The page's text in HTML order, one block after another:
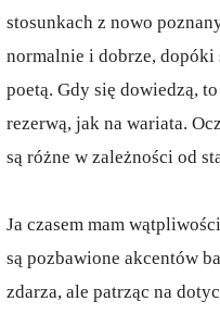
stosunkach z nowo
normalnie i dobrze, dopóki
poetą. Gdy się dowiedzą,
rezerwą, jak na wariata.
są różne w zależności od
Ja czasem mam
są pozbawione akcentów
zdarza, ale patrząc na